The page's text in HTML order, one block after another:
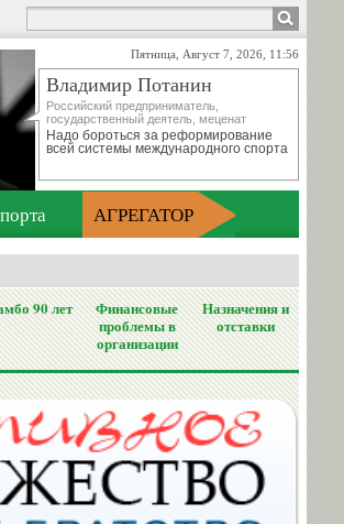
Пятница, Август 7, 2026, 11:56
Владимир Потанин
Российский предприниматель,
государственный деятель, меценат
Надо бороться за реформирование
всей системы международного спорта
АГРЕГАТОР
90 лет
Финансовые
проблемы в
организации
Назначения и
отставки